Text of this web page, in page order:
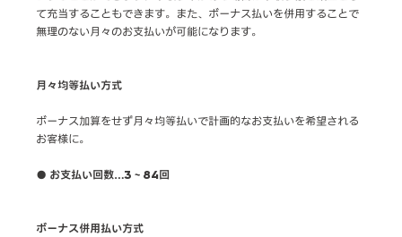
て充当することもできます。また、ボーナス払いを併用することで
無理のない月々のお支払いが可能になります。
月々均等払い方式
ボーナス加算をせず月々均等払いで計画的なお支払いを希望される
お客様に。
● お支払い回数…3～84回
ボーナス併用払い方式